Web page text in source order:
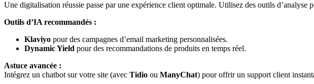
Une digitalisation réussie passe par une expérience client optimale. Utilisez des outils
Outils d’IA recommandés :
Klaviyo pour des campagnes d’email marketing personnalisées.
Dynamic Yield pour des recommandations de produits en temps réel.
Astuce avancée :
Intégrez un chatbot sur votre site (avec Tidio ou ManyChat) pour offrir un support client